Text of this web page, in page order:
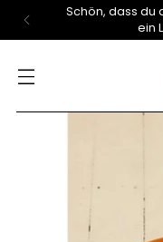
Schön, dass du
ein